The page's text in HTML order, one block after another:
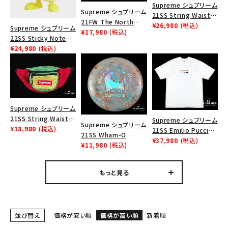
Supreme シュプリーム
22SS Sticky Note
Molded Lamp スティ
プ イエロー
¥24,980 (税込)
Supreme シュプリーム
21FW The North
Face Steep Tech
イススティープテックヘ
ッドバンド ブラック
¥17,980 (税込)
Supreme シュプリーム
21SS String Waist
Bag ストリングウエス
¥26,980 (税込)
Supreme シュプリーム
21SS String Waist
Bag ストリングウエス
¥18,980 (税込)
Supreme シュプリーム
21SS Wham-O
Savior Frisbee ワム
¥11,980 (税込)
Supreme シュプリーム
21SS Emilio Pucci
Box Logo Tee エミリ
シャツ ホワイト/ダステ
ィーピンク
¥37,980 (税込)
もっと見る
並び替え 価格が安い順 価格が高い順 新着順